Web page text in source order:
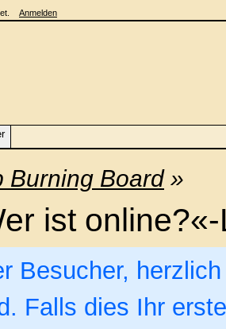
Anmelden
Burning Board»
ist
Besucher,
Falls dies Ihr